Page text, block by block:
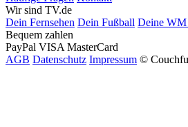
Wir sind TV.de
Dein Fernsehen Dein Fußball Deine WM
Bequem zahlen
PayPal VISA MasterCard
AGB Datenschutz Impressum ©